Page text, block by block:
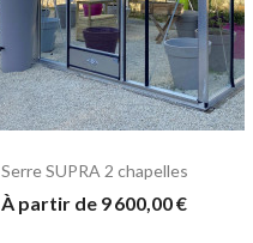
Serre SUPRA 2 chapelles
À partir de 9 600,00 €